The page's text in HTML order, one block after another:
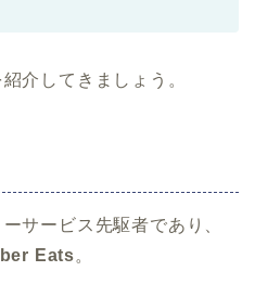
介してきましょう。
サービス先駆者であり、
Eats。